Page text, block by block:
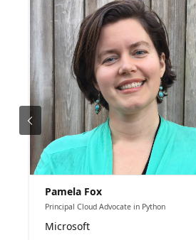
Pamela Fox
Principal Cloud Advocate in Python
Microsoft